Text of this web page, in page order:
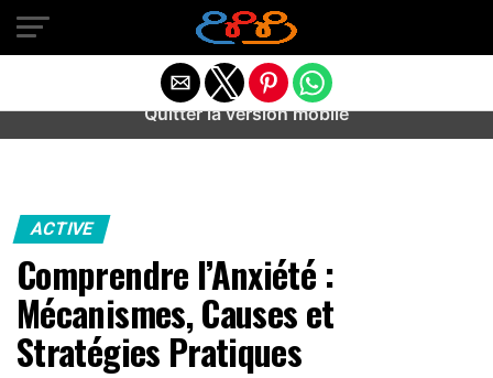
Warning
: preg_match(): Unknown modifier '/' in
/home/u589487443/domains/aideanxietestress.fr/
content/plugins/idev-post-views/includes/class-bots.php
ACTIVE
Comprendre l’Anxiété :
Mécanismes, Causes et
Stratégies Pratiques
Quitter la version mobile